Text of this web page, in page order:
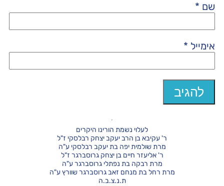
שם *
אימייל *
לעלוי נשמת הורינו היקרים
ר' עקיבא בן הרב יעקב יצחק רבלסקי ז"ל
מרת שולמית יפה בת יעקב רבלסקי ע"ה
ר' אליעזר חיים בן יצחק גרוסברגר ז"ל
מרת רבקה בת נפתלי גרוסברגר ע"ה
מרת רחל בת מנחם זאב גרוסברגר שוורץ ע"ה
ת.נ.צ.ב.ה